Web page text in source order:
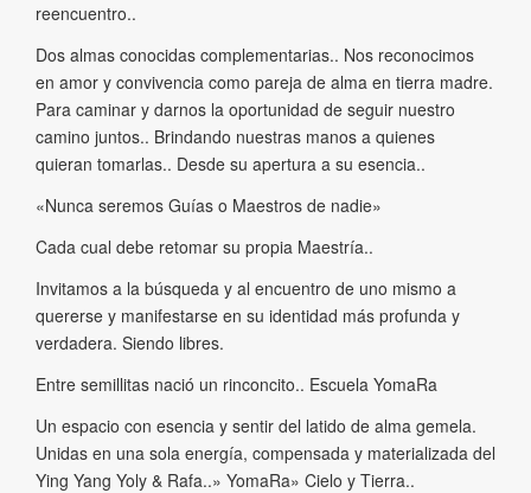
reencuentro..
Dos almas conocidas complementarias.. Nos reconocimos
en amor y convivencia como pareja de alma en tierra madre.
Para caminar y darnos la oportunidad de seguir nuestro
camino juntos.. Brindando nuestras manos a quienes
quieran tomarlas.. Desde su apertura a su esencia..
«Nunca seremos Guías o Maestros de nadie»
Cada cual debe retomar su propia Maestría..
Invitamos a la búsqueda y al encuentro de uno mismo a
quererse y manifestarse en su identidad más profunda y
verdadera. Siendo libres.
Entre semillitas nació un rinconcito.. Escuela YomaRa
Un espacio con esencia y sentir del latido de alma gemela.
Unidas en una sola energía, compensada y materializada del
Ying Yang Yoly & Rafa..» YomaRa» Cielo y Tierra..